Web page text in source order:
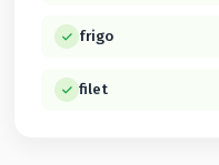
frigo
filet